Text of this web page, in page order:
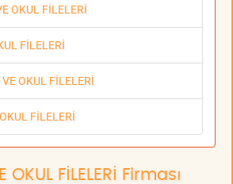
OKUL FİLELERİ
FİLELERİ
OKUL FİLELERİ
FİLELERİ
OKUL FİLELERİ Firması